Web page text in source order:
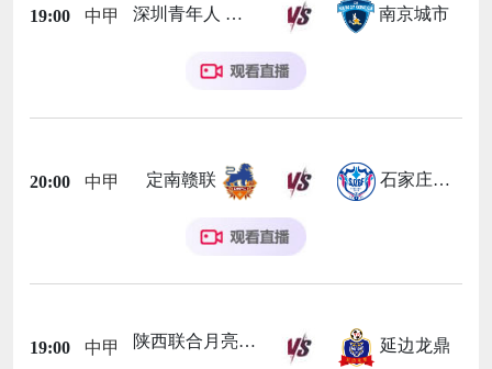
19:00 中甲 深圳青年人 南京城市
20:00 中甲 定南赣联 石家庄功夫
19:00 中甲 陕西联合月亮泊队 延边龙鼎